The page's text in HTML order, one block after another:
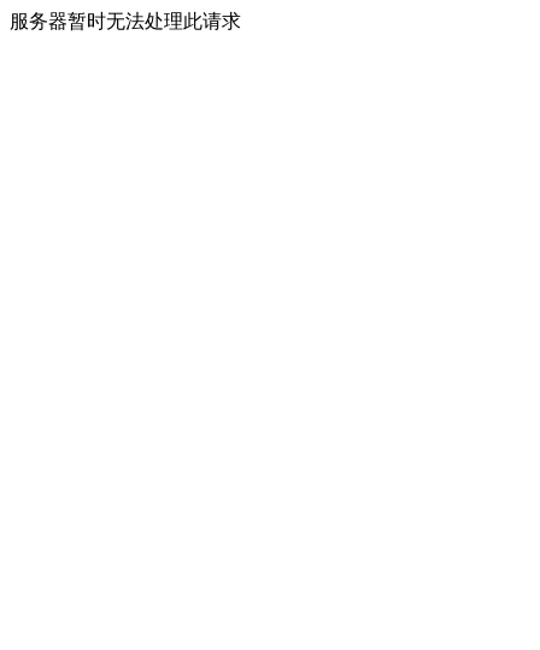
服务器暂时无法处理此请求